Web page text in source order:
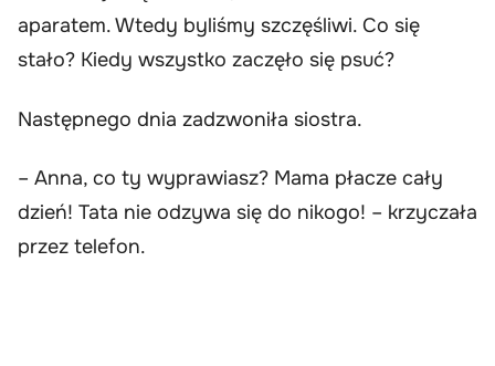
aparatem. Wtedy byliśmy szczęśliwi. Co się
stało? Kiedy wszystko zaczęło się psuć?
Następnego dnia zadzwoniła siostra.
– Anna, co ty wyprawiasz? Mama płacze cały
dzień! Tata nie odzywa się do nikogo! – krzyczała
przez telefon.